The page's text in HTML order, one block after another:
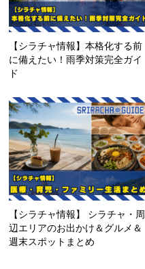
【シラチャ情報】本格化する前
に備えたい！雨季対策完全ガイ
ド
【シラチャ情報】 シラチャ・周
辺エリアのお出かけ＆グルメ＆
週末スポットまとめ